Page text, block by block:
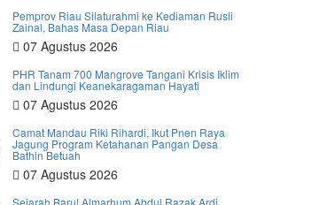
Pemprov Riau Silaturahmi ke Kediaman Rusli
Zainal, Bahas Masa Depan Riau
07 Agustus 2026
PHR Tanam 700 Mangrove Tangani Krisis Iklim
dan Lindungi Keanekaragaman Hayati
07 Agustus 2026
Camat Mandau Riki Rihardi, Ikut Pnen Raya
Jagung Program Ketahanan Pangan Desa
Bathin Betuah
07 Agustus 2026
Sejarah Baru! Almarhum Abdul Razak Ardi